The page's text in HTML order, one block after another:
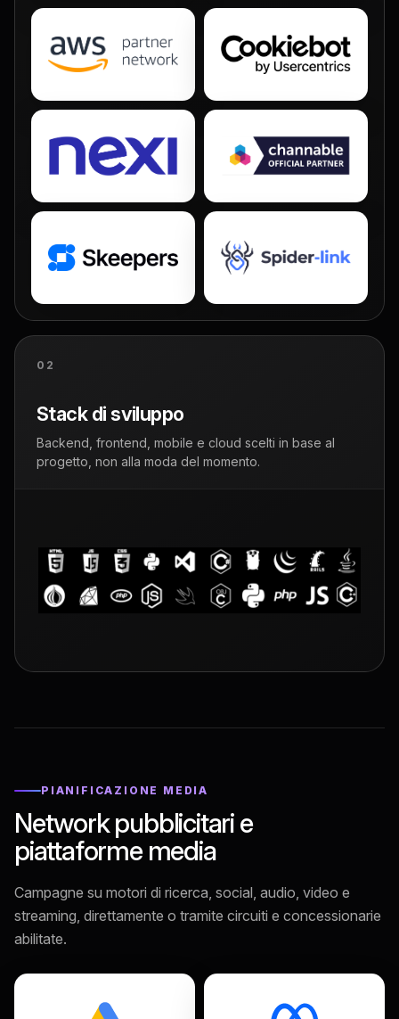
02
Stack di sviluppo
Backend, frontend, mobile e cloud scelti in base al
progetto, non alla moda del momento.
PIANIFICAZIONE MEDIA
Network pubblicitari e
piattaforme media
Campagne su motori di ricerca, social, audio, video e
streaming, direttamente o tramite circuiti e concessionarie
abilitate.